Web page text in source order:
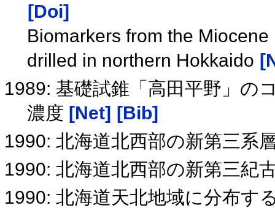
[Doi]
Biomarkers from the
drilled in northern Hokkaido
1989: 基礎試錐「高田平野」の
濃度 [Net] [Bib]
1990: 北海道北西部の新第三系
1990: 北海道北西部の新第三紀
1990: 北海道天北地域に分布す